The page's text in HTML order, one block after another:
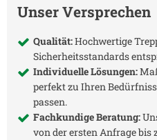
Unser Versprechen
Qualität:Hochwertige
Sicherheitsstandards
Individuelle Lösungen:
perfekt zu Ihren
passen.
Fachkundige Beratung:
von der ersten Anfrage